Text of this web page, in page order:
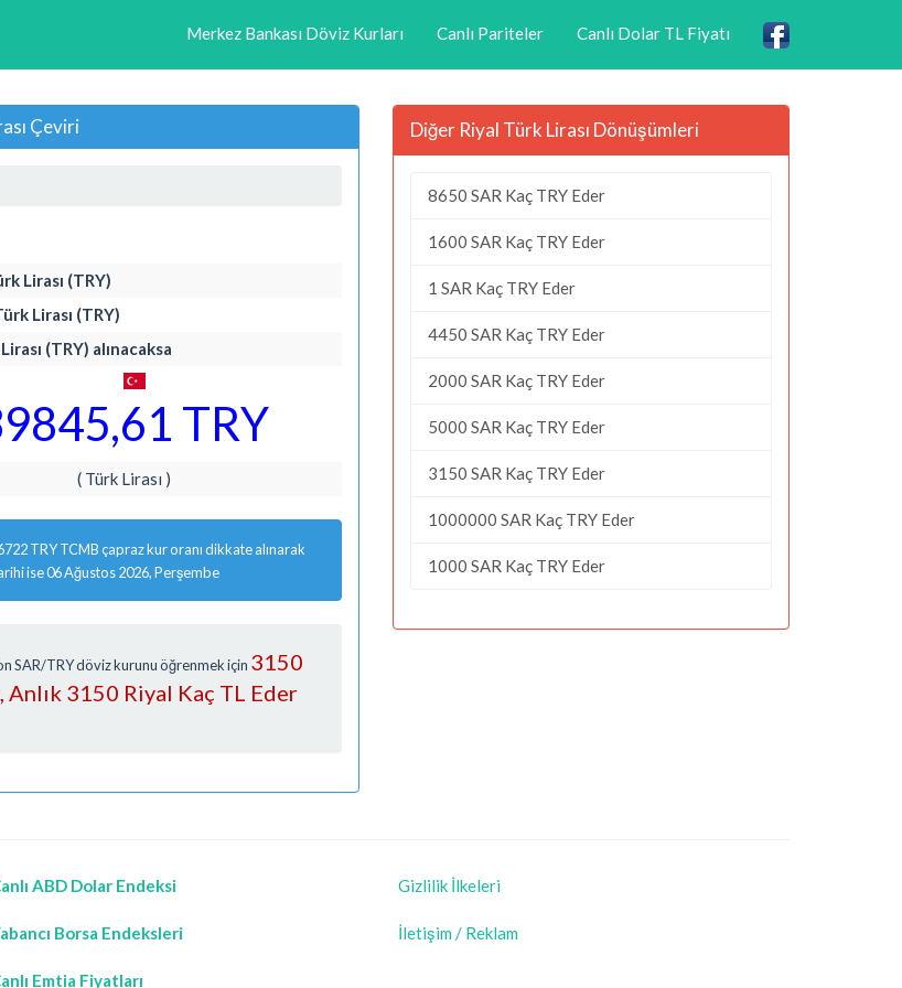
Merkez Bankası Döviz Kurları Canlı Pariteler Canlı Dolar TL Fiyatı
Çeviri
Lirası (TRY)
Lirası (TRY)
(TRY) alınacaksa
TRY
( Türk Lirası )
TRY TCMB çapraz kur oranı dikkate alınarak
ise 06 Ağustos 2026, Perşembe
SAR/TRY döviz kurunu öğrenmek için 3150
Anlık 3150 Riyal Kaç TL Eder
Diğer Riyal Türk Lirası Dönüşümleri
8650 SAR Kaç TRY Eder
1600 SAR Kaç TRY Eder
1 SAR Kaç TRY Eder
4450 SAR Kaç TRY Eder
2000 SAR Kaç TRY Eder
5000 SAR Kaç TRY Eder
3150 SAR Kaç TRY Eder
1000000 SAR Kaç TRY Eder
1000 SAR Kaç TRY Eder
ABD Dolar Endeksi
Borsa Endeksleri
Emtia Fiyatları
Gizlilik İlkeleri
İletişim / Reklam